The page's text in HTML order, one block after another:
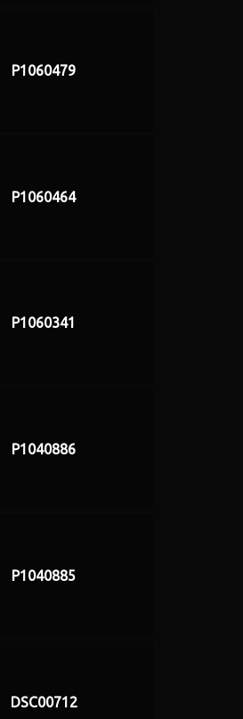
P1060479
P1060464
P1060341
P1040886
P1040885
DSC00712